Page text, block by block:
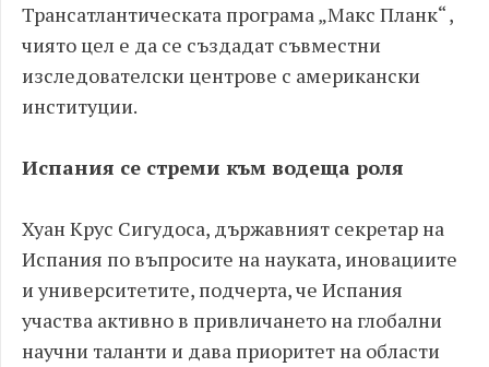
Трансатлантическата програма „Макс Планк“ ,
чиято цел е да се създадат съвместни
изследователски центрове с американски
институции.
Испания се стреми към водеща роля
Хуан Крус Сигудоса, държавният секретар на
Испания по въпросите на науката, иновациите
и университетите, подчерта, че Испания
участва активно в привличането на глобални
научни таланти и дава приоритет на области